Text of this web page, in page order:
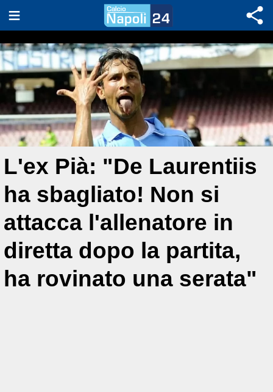
L'ex Pià: "De Laurentiis
ha sbagliato! Non si
attacca l'allenatore in
diretta dopo la partita,
ha rovinato una serata"